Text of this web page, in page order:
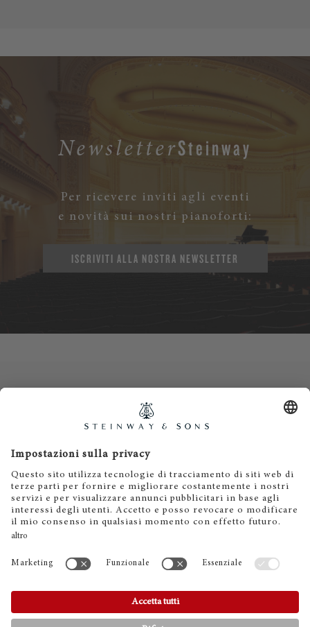
NewsletterSteinway
Per ricevere inviti agli eventi
e novità sui nostri pianoforti:
ISCRIVITI ALLA NOSTRA NEWSLETTER
Informativa privacy
Termini e condizioni
Cookies